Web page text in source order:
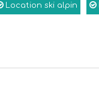
Location ski alpin